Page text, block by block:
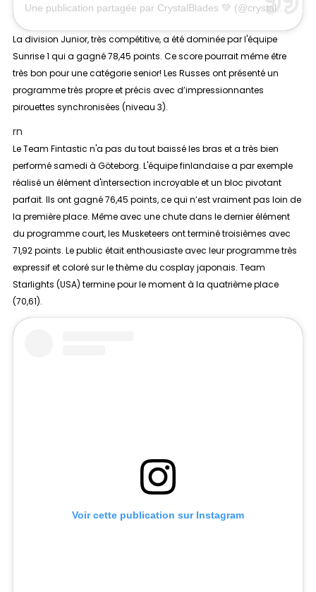
Une publication partagée par CrystalBlades 💚 (@crystalblades) le
La division Junior, très compétitive, a été dominée par l'équipe
Sunrise 1 qui a gagné 78,45 points. Ce score pourrait même être
très bon pour une catégorie senior! Les Russes ont présenté un
programme très propre et précis avec d’impressionnantes
pirouettes synchronisées (niveau 3).
rn
Le Team Fintastic n'a pas du tout baissé les bras et a très bien
performé samedi à Göteborg. L'équipe finlandaise a par exemple
réalisé un élément d'intersection incroyable et un bloc pivotant
parfait. Ils ont gagné 76,45 points, ce qui n’est vraiment pas loin de
la première place. Même avec une chute dans le dernier élément
du programme court, les Musketeers ont terminé troisièmes avec
71,92 points. Le public était enthousiaste avec leur programme très
expressif et coloré sur le thème du cosplay japonais. Team
Starlights (USA) termine pour le moment à la quatrième place
(70,61).
Voir cette publication sur Instagram